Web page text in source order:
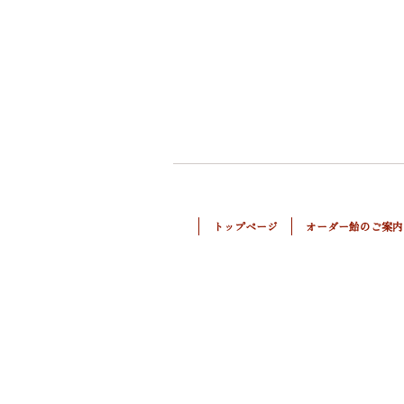
トップページ オーダー飴のご案内